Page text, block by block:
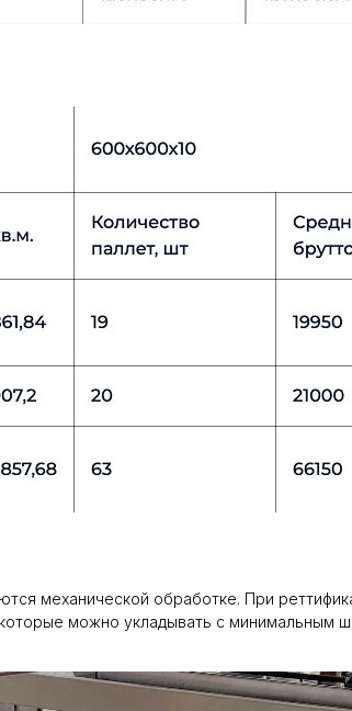
механической обработке. При
можно укладывать с минимальным